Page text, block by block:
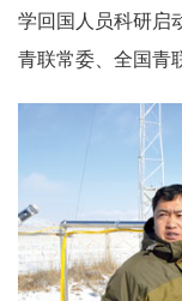
学回国人员科研启
青联常委、全国青